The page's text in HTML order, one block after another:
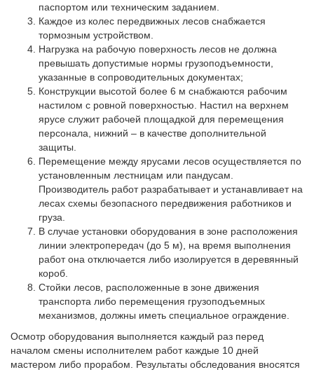
паспортом или техническим заданием.
Каждое из колес передвижных лесов снабжается
тормозным устройством.
Нагрузка на рабочую поверхность лесов не должна
превышать допустимые нормы грузоподъемности,
указанные в сопроводительных документах;
Конструкции высотой более 6 м снабжаются рабочим
настилом с ровной поверхностью. Настил на верхнем
ярусе служит рабочей площадкой для перемещения
персонала, нижний – в качестве дополнительной
защиты.
Перемещение между ярусами лесов осуществляется по
установленным лестницам или пандусам.
Производитель работ разрабатывает и устанавливает на
лесах схемы безопасного передвижения работников и
груза.
В случае установки оборудования в зоне расположения
линии электропередач (до 5 м), на время выполнения
работ она отключается либо изолируется в деревянный
короб.
Стойки лесов, расположенные в зоне движения
транспорта либо перемещения грузоподъемных
механизмов, должны иметь специальное ограждение.
Осмотр оборудования выполняется каждый раз перед
началом смены исполнителем работ каждые 10 дней
мастером либо прорабом. Результаты обследования вносятся